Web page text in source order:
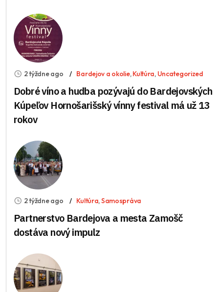
2 týždne ago Bardejov a okolie,Kultúra, Uncategorized
Dobré víno a hudba pozývajú do Bardejovských
Kúpeľov Hornošarišský vínny festival má už 13
rokov
2 týždne ago Kultúra,Samospráva
Partnerstvo Bardejova a mesta Zamošč
dostáva nový impulz